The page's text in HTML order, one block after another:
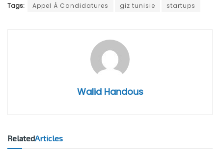
Tags: Appel À Candidatures giz tunisie startups
Walid Handous
RelatedArticles